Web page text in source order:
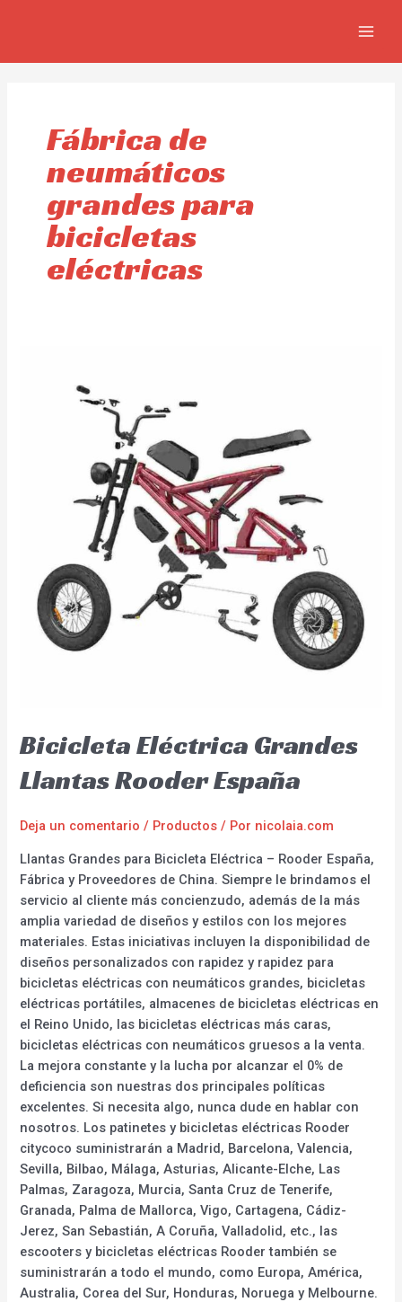
Fábrica de
neumáticos
grandes para
bicicletas
eléctricas
Bicicleta Eléctrica Grandes
Llantas Rooder España
Deja un comentario / Productos / Por nicolaia.com
Llantas Grandes para Bicicleta Eléctrica – Rooder España,
Fábrica y Proveedores de China. Siempre le brindamos el
servicio al cliente más concienzudo, además de la más
amplia variedad de diseños y estilos con los mejores
materiales. Estas iniciativas incluyen la disponibilidad de
diseños personalizados con rapidez y rapidez para
bicicletas eléctricas con neumáticos grandes, bicicletas
eléctricas portátiles, almacenes de bicicletas eléctricas en
el Reino Unido, las bicicletas eléctricas más caras,
bicicletas eléctricas con neumáticos gruesos a la venta.
La mejora constante y la lucha por alcanzar el 0% de
deficiencia son nuestras dos principales políticas
excelentes. Si necesita algo, nunca dude en hablar con
nosotros. Los patinetes y bicicletas eléctricas Rooder
citycoco suministrarán a Madrid, Barcelona, Valencia,
Sevilla, Bilbao, Málaga, Asturias, Alicante-Elche, Las
Palmas, Zaragoza, Murcia, Santa Cruz de Tenerife,
Granada, Palma de Mallorca, Vigo, Cartagena, Cádiz-
Jerez, San Sebastián, A Coruña, Valladolid, etc., las
escooters y bicicletas eléctricas Rooder también se
suministrarán a todo el mundo, como Europa, América,
Australia, Corea del Sur, Honduras, Noruega y Melbourne.